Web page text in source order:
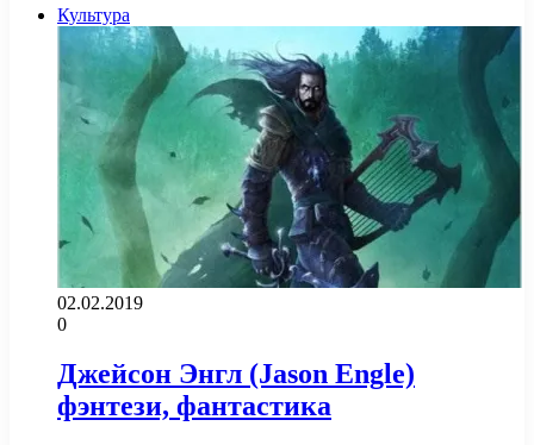
Культура
02.02.2019
0
Джейсон Энгл (Jason Engle)
фэнтези, фантастика